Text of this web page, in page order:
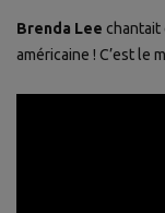
Brenda Lee chantait
américaine ! C’est le